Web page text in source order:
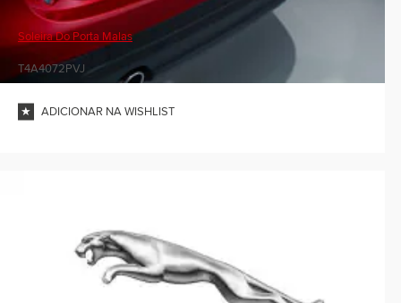
Soleira Do Porta Malas
T4A4072PVJ
ADICIONAR NA WISHLIST